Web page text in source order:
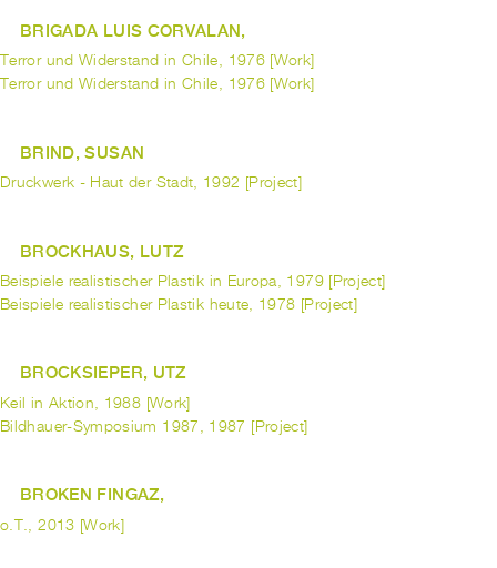
BRIGADA LUIS CORVALAN,
Terror und Widerstand in Chile, 1976 [Work]
Terror und Widerstand in Chile, 1976 [Work]
BRIND, SUSAN
Druckwerk - Haut der Stadt, 1992 [Project]
BROCKHAUS, LUTZ
Beispiele realistischer Plastik in Europa, 1979 [Project]
Beispiele realistischer Plastik heute, 1978 [Project]
BROCKSIEPER, UTZ
Keil in Aktion, 1988 [Work]
Bildhauer-Symposium 1987, 1987 [Project]
BROKEN FINGAZ,
o.T., 2013 [Work]